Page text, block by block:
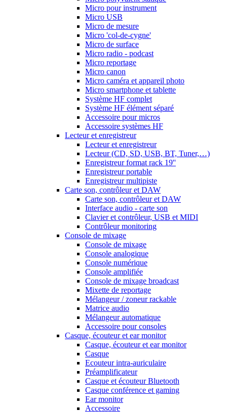
Micro pour instrument
Micro USB
Micro de mesure
Micro 'col-de-cygne'
Micro de surface
Micro radio - podcast
Micro reportage
Micro canon
Micro caméra et appareil photo
Micro smartphone et tablette
Système HF complet
Système HF élément séparé
Accessoire pour micros
Accessoire systèmes HF
Lecteur et enregistreur
Lecteur et enregistreur
Lecteur (CD, SD, USB, BT, Tuner,…)
Enregistreur format rack 19''
Enregistreur portable
Enregistreur multipiste
Carte son, contrôleur et DAW
Carte son, contrôleur et DAW
Interface audio - carte son
Clavier et contrôleur, USB et MIDI
Contrôleur monitoring
Console de mixage
Console de mixage
Console analogique
Console numérique
Console amplifiée
Console de mixage broadcast
Mixette de reportage
Mélangeur / zoneur rackable
Matrice audio
Mélangeur automatique
Accessoire pour consoles
Casque, écouteur et ear monitor
Casque, écouteur et ear monitor
Casque
Ecouteur intra-auriculaire
Préamplificateur
Casque et écouteur Bluetooth
Casque conférence et gaming
Ear monitor
Accessoire